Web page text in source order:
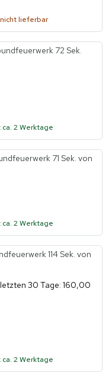
lieferbar
72 Sek.
2 Werktage
71 Sek. von
2 Werktage
114 Sek. von
30 Tage: 160,00
2 Werktage